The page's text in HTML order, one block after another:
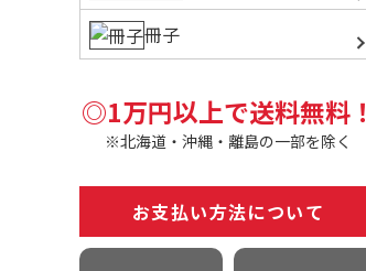
冊子
◎1万円以上で送料無料！
※北海道・沖縄・離島の一部を除く
お支払い方法について